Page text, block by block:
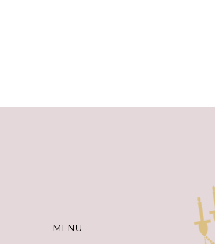
MENU